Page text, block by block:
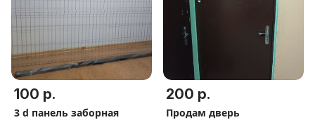
100 р.
3 d панель заборная
200 р.
Продам дверь